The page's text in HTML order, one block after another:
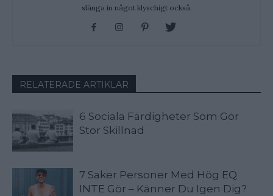
slänga in något klyschigt också.
RELATERADE ARTIKLAR
6 Sociala Färdigheter Som Gör
Stor Skillnad
7 Saker Personer Med Hög EQ
INTE Gör – Känner Du Igen Dig?